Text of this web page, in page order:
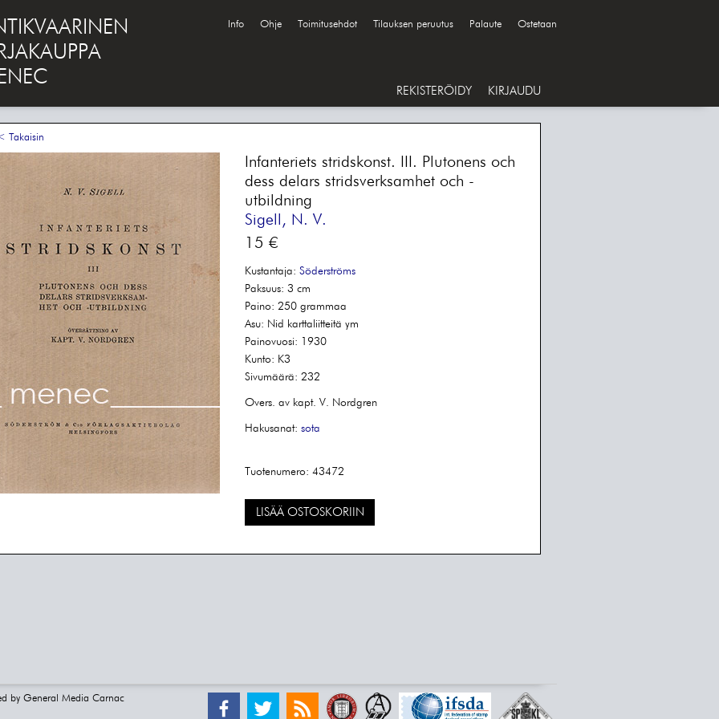
Info Ohje Toimitusehdot Tilauksen peruutus Palaute Ostetaan
REKISTERÖIDY KIRJAUDU
Takaisin
Infanteriets stridskonst. III. Plutonens och
dess delars stridsverksamhet och -
utbildning
Sigell, N. V.
15 €
Kustantaja: Söderströms
Paksuus: 3 cm
Paino: 250 grammaa
Asu: Nid karttaliitteitä ym
Painovuosi: 1930
Kunto: K3
Sivumäärä: 232
Overs. av kapt. V. Nordgren
Hakusanat: sota
Tuotenumero: 43472
LISÄÄ OSTOSKORIIN
by General Media Carnac